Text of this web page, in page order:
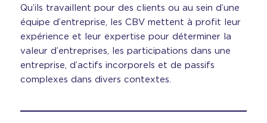
Qu’ils travaillent pour des clients ou au sein d’une
équipe d’entreprise, les CBV mettent à profit leur
expérience et leur expertise pour déterminer la
valeur d’entreprises, les participations dans une
entreprise, d’actifs incorporels et de passifs
complexes dans divers contextes.